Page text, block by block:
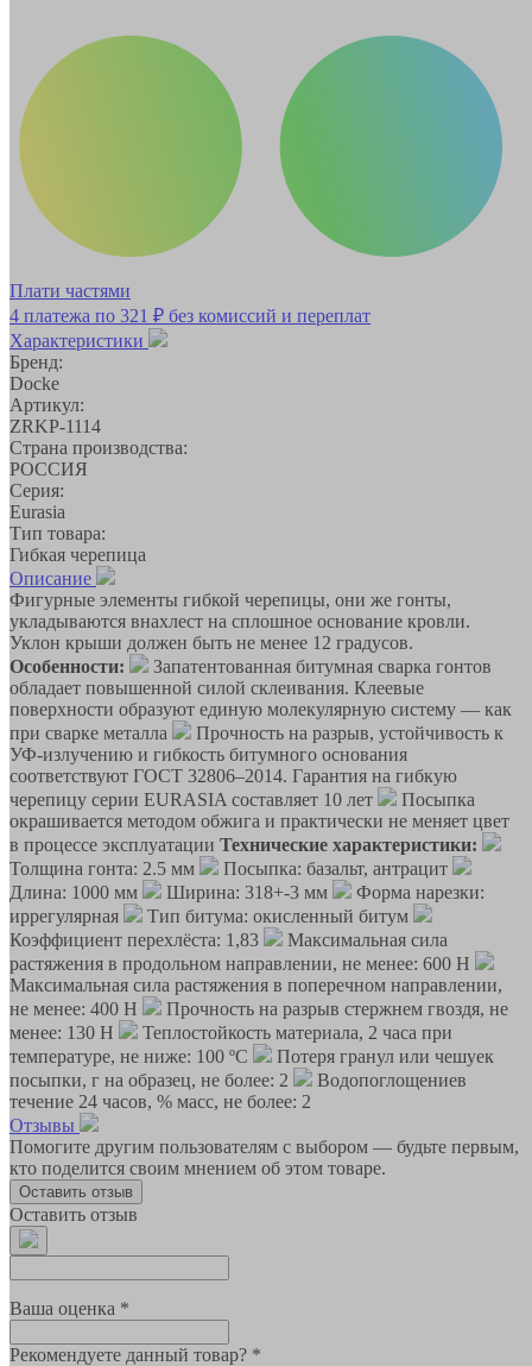
Плати частями
4 платежа по 321 ₽ без комиссий и переплат
Характеристики
Бренд:
Docke
Артикул:
ZRKP-1114
Страна производства:
РОССИЯ
Серия:
Eurasia
Тип товара:
Гибкая черепица
Описание
Фигурные элементы гибкой черепицы, они же гонты,
укладываются внахлест на сплошное основание кровли.
Уклон крыши должен быть не менее 12 градусов.
Особенности:
Запатентованная битумная сварка гонтов
обладает повышенной силой склеивания. Клеевые
поверхности образуют единую молекулярную систему — как
при сварке металла
Прочность на разрыв, устойчивость к
УФ-излучению и гибкость битумного основания
соответствуют ГОСТ 32806–2014. Гарантия на гибкую
черепицу серии EURASIA составляет 10 лет
Посыпка
окрашивается методом обжига и практически не меняет цвет
в процессе эксплуатации Технические характеристики:
Толщина гонта: 2.5 мм
Посыпка: базальт, антрацит
Длина: 1000 мм
Ширина: 318+-3 мм
Форма нарезки:
иррегулярная
Тип битума: окисленный битум
Коэффициент перехлёста: 1,83
Максимальная сила
растяжения в продольном направлении, не менее: 600 Н
Максимальная сила растяжения в поперечном направлении,
не менее: 400 Н
Прочность на разрыв стержнем гвоздя, не
менее: 130 Н
Теплостойкость материала, 2 часа при
температуре, не ниже: 100 ºС
Потеря гранул или чешуек
посыпки, г на образец, не более: 2
Водопоглощениев
течение 24 часов, % масс, не более: 2
Отзывы
Помогите другим пользователям с выбором — будьте первым,
кто поделится своим мнением об этом товаре.
Оставить отзыв
Оставить отзыв
Ваша оценка *
Рекомендуете данный товар? *